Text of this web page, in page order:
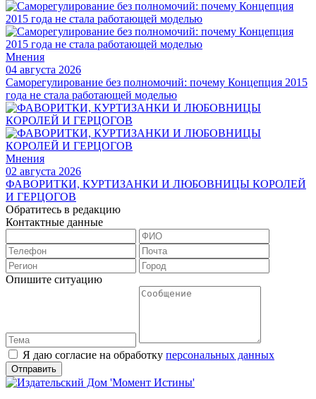
Мнения
04 августа 2026
Саморегулирование без полномочий: почему Концепция 2015
года не стала работающей моделью
Мнения
02 августа 2026
ФАВОРИТКИ, КУРТИЗАНКИ И ЛЮБОВНИЦЫ КОРОЛЕЙ
И ГЕРЦОГОВ
Обратитесь в редакцию
Контактные данные
Опишите ситуацию
Я даю согласие на обработку персональных данных